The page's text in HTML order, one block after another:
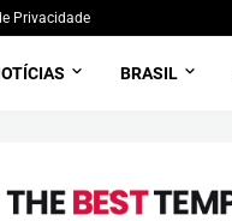
Privacidade
BRASIL